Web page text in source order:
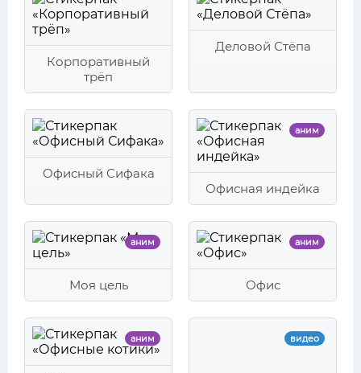
Корпоративный
трёп
Деловой Стёпа
Офисный Сифака
аним
Офисная индейка
аним
Моя цель
аним
Офис
аним видео